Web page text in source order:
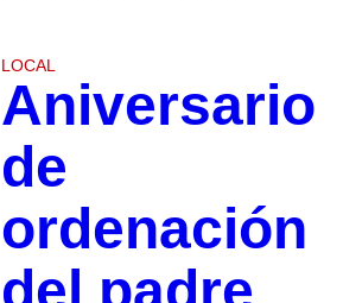
LOCAL
Aniversario
de
ordenación